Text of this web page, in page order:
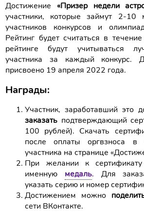
Достижение «Призер недели
участники, которые займут 2-10
участников конкурсов и
Рейтинг будет считаться в
рейтинге будут учитываться
участника за каждый конкурс.
присвоено 19 апреля 2022 года.
Награды:
Участник, заработавший это
заказать подтверждающий
100 рублей). Скачать
после оплаты оргвзноса в
участника на странице
При желании к
именную медаль. Для
указать серию и номер
Достижением можно
сети ВКонтакте.